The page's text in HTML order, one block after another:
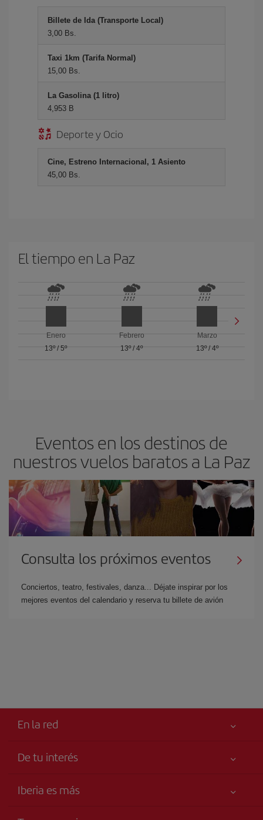
Billete de Ida (Transporte Local)
3,00 Bs.
Taxi 1km (Tarifa Normal)
15,00 Bs.
La Gasolina (1 litro)
4,953 B
Deporte y Ocio
Cine, Estreno Internacional, 1 Asiento
45,00 Bs.
El tiempo en La Paz
Enero
13º/5º
Febrero
13º/ 4º
Marzo
13º/ 4º
Eventos en los destinos de
nuestros vuelos baratos a La Paz
Consulta los próximos eventos
Conciertos, teatro, festivales, danza... Déjate inspirar por los
mejores eventos del calendario y reserva tu billete de avión
En la red
De tu interés
Tu seguridad es lo primero
Iberia es más